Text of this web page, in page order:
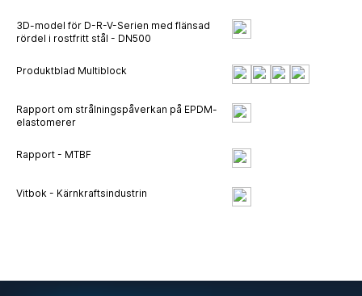
3D-model för D-R-V-Serien med flänsad
rördel i rostfritt stål - DN500
Produktblad Multiblock
Rapport om strålningspåverkan på EPDM-
elastomerer
Rapport - MTBF
Vitbok - Kärnkraftsindustrin